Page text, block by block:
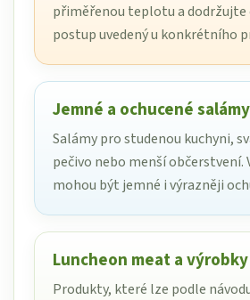
přiměřenou teplotu a dodržujte
postup uvedený u konkrétního
Jemné a ochucené salámy
Salámy pro studenou kuchyni,
pečivo nebo menší občerstvení.
mohou být jemné i výrazněji
Luncheon meat a
Produkty, které lze podle